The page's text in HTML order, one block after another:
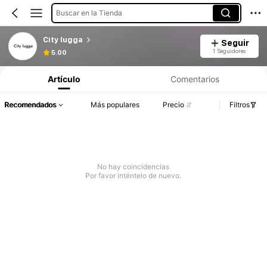
Buscar en la Tienda
City lugga
5.00
Seguir
1 Seguidores
Artículo Comentarios
Recomendados Más populares Precio Filtros
No hay coincidencias
Por favor inténtelo de nuevo.